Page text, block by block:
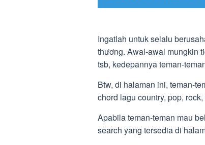
Ingatlah untuk selalu
thương. Awal-awal mungkin
tsb, kedepannya teman-
Btw, di halaman ini, teman-
chord lagu country, pop, rock,
Apabila teman-teman mau
search yang tersedia di